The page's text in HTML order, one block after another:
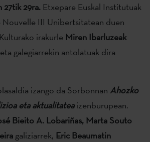
27tik 29ra. Etxepare Euskal Institutuak
Nouvelle III Unibertsitatean duen
irakurle Miren Ibarluzeak
galegiarrekin antolatuak dira
izango da Sorbonnan Ahozko
eta aktualitateaizenburupean.
Bieito A. Lobariñas, Marta Souto
galiziarrek, Eric Beaumatin